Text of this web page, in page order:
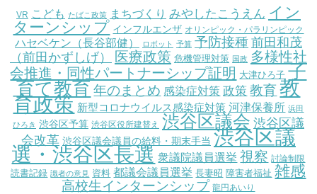
VR こども たばこ政策 まちづくり みやしたこうえん イン
ターンシップ インフルエンザ オリンピック・パラリンピック
ハセベケン（長谷部健） ロボット 予算 予防接種 前田和茂
（前田かずしげ）
医療政策 危機管理対策 国政 多様性社
会推進・同性パートナーシップ証明 大津ひろ子 子
育て教育 年のまとめ 感染症対策 政策 教育 教
育政策 新型コロナウイルス感染症対策 河津保養所 浜田
ひろき 渋谷区予算 渋谷区役所建替え 渋谷区議会 渋谷区議
会改革 渋谷区議会議員の給料・期末手当 渋谷区議
選・渋谷区長選 衆議院議員選挙 視察 討論制限
読書記録 識者の意見 資料 都議会議員選挙 長妻昭 障害者福祉 雑感
高校生インターンシップ 龍円あいり